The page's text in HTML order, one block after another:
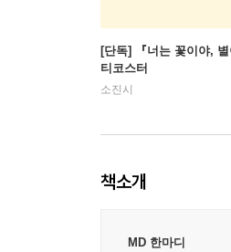
[단독] 『너는 꽃이야,
티코스터
소진시
책소개
MD 한마디